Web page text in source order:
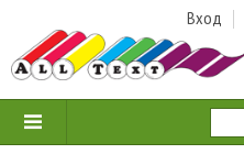
Вход